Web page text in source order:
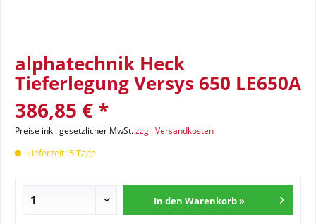
alphatechnik Heck
Tieferlegung Versys 650 LE650A
386,85 € *
Preise inkl. gesetzlicher MwSt.zzgl. Versandkosten
Lieferzeit: 5 Tage
In den Warenkorb »